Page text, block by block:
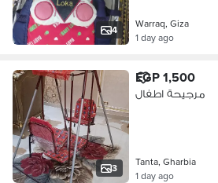
4
Warraq, Giza
1 day ago
3
EGP 1,500
مرجيحة اطفال
Tanta, Gharbia
1 day ago